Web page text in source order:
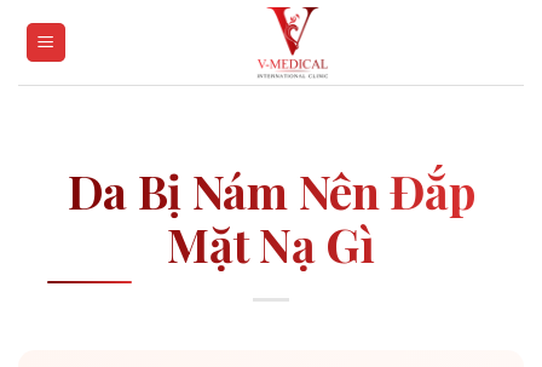
Da Bị Nám Nên Đắp
Mặt Nạ Gì